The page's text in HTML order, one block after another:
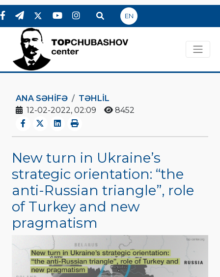
EN
ANA SƏHIFƏ
TƏHLİL
12-02-2022, 02:09
8452
New turn in Ukraine’s
strategic orientation: “the
anti-Russian triangle”, role
of Turkey and new
pragmatism